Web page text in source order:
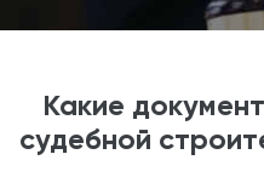
Какие
судебной